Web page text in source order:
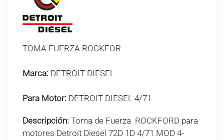
TOMA FUERZA ROCKFOR
Marca: DETROIT DIESEL
Para Motor: DETROIT DIESEL 4/71
Descripción: Toma de Fuerza ROCKFORD para
motores Detroit Diesel 72D 1D 4/71 MOD 4-